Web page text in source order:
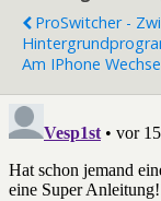
ProSwitcher -
Am IPhone